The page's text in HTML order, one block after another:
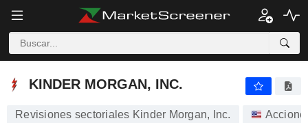
KINDER MORGAN, INC.
KINDER MORGAN, INC.
Revisiones sectoriales Kinder Morgan, Inc.